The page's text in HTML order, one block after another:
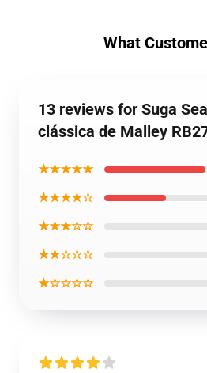
What
13 reviews for Suga
clássica de Malley
★★★★★
★★★★☆
★★★☆☆
★★☆☆☆
★☆☆☆☆